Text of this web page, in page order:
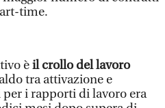
time.
èil crollo del lavoro
tra attivazione e
i rapporti di lavoro era